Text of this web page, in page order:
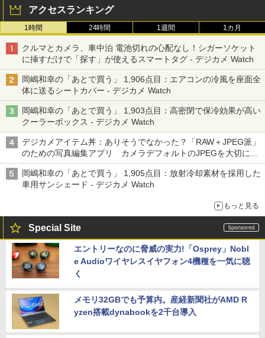
アクセスランキング
1時間 24時間 1週間 1カ月
クルマとカメラ、車中泊 電池切れの心配なし！シガーソケット
に挿すだけで「探す」が使えるスマートタグ - デジカメ Watch
岡嶋和幸の「あとで買う」 1,906点目：エアコンの冷風を座面全
体に送るシートカバー - デジカメ Watch
岡嶋和幸の「あとで買う」 1,903点目：高密閉で保冷効果が高い
クーラーボックス - デジカメ Watch
デジカメアイテム丼：ありそうでなかった？「RAW＋JPEG派」
のための写真編集アプリ カメラデフォルトのJPEGを大切にす
る「Filmator」
岡嶋和幸の「あとで買う」 1,905点目：放射冷却素材を採用した
車用サンシェード - デジカメ Watch
もっと見る
Special Site
エントリーなのに脅威の実力!「Osprey」Nobl
e Audioワイヤレスイヤフォン4機種を一気に聴
く
メモリ32GBでも予算内。産経新聞社がAMD R
yzen搭載dynabookを2千台導入